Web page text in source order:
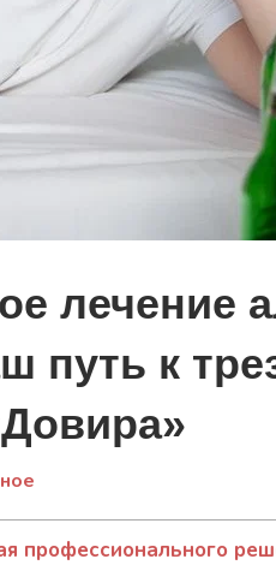
лечение
путь к
профессионального